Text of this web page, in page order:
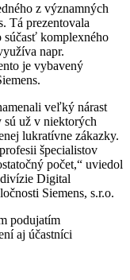
z významných
Tá prezentovala
komplexného
napr.
je vybavený
veľký nárast
už v niektorých
lukratívne zákazky.
špecialistov
počet,“ uviedol
Digital
Siemens, s.r.o.
podujatím
aj účastníci